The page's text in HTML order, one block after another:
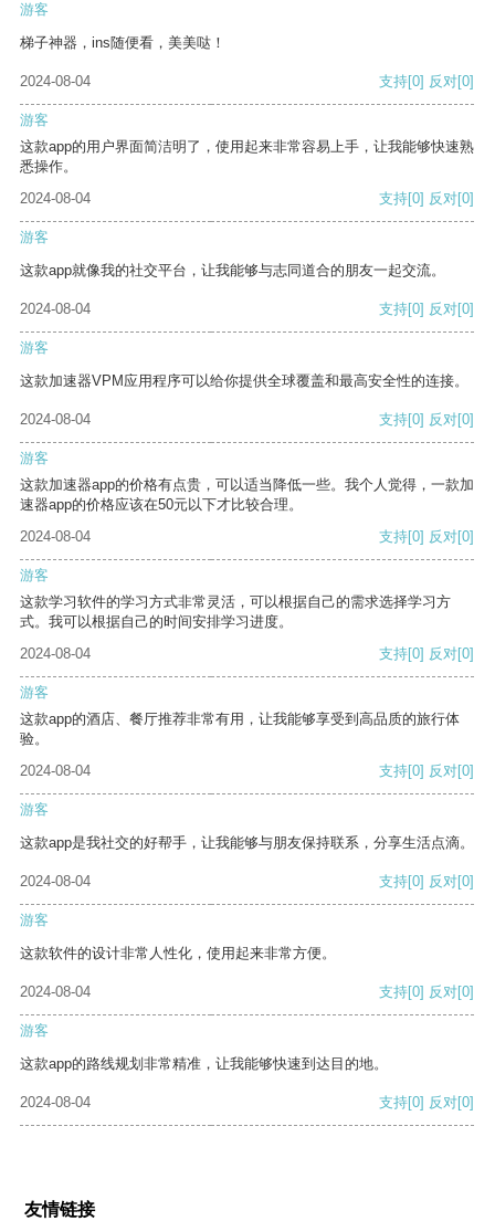
游客
梯子神器，ins随便看，美美哒！
2024-08-04 支持[0] 反对[0]
游客
这款app的用户界面简洁明了，使用起来非常容易上手，让我能够快速熟
悉操作。
2024-08-04
支持[0] 反对[0]
游客
这款app就像我的社交平台，让我能够与志同道合的朋友一起交流。
2024-08-04 支持[0] 反对[0]
游客
这款加速器VPM应用程序可以给你提供全球覆盖和最高安全性的连接。
2024-08-04 支持[0] 反对[0]
游客
这款加速器app的价格有点贵，可以适当降低一些。我个人觉得，一款加
速器app的价格应该在50元以下才比较合理。
2024-08-04
支持[0] 反对[0]
游客
这款学习软件的学习方式非常灵活，可以根据自己的需求选择学习方
式。我可以根据自己的时间安排学习进度。
2024-08-04
支持[0] 反对[0]
游客
这款app的酒店、餐厅推荐非常有用，让我能够享受到高品质的旅行体
验。
2024-08-04
支持[0] 反对[0]
游客
这款app是我社交的好帮手，让我能够与朋友保持联系，分享生活点滴。
2024-08-04 支持[0] 反对[0]
游客
这款软件的设计非常人性化，使用起来非常方便。
2024-08-04 支持[0] 反对[0]
游客
这款app的路线规划非常精准，让我能够快速到达目的地。
2024-08-04 支持[0] 反对[0]
友情链接